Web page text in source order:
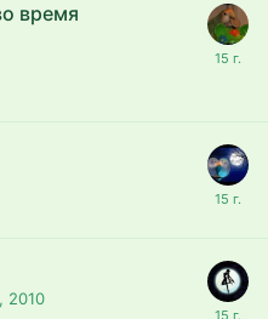
время
2010